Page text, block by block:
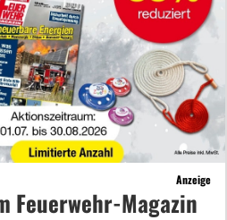
Anzeige
Feuerwehr-Magazin